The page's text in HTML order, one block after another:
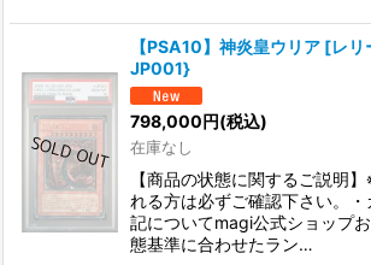
【PSA10】神炎皇ウリア [レ
JP001}
798,000円(税込)
在庫なし
【商品の状態に関するご説明
れる方は必ずご確認下さい。
記についてmagi公式ショップ
態基準に合わせたラン…